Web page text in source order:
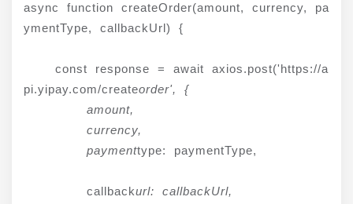
async function createOrder(amount, currency, pa
ymentType, callbackUrl) {
pi.yipay.com/createorder', {
        payment
type: paymentType,
        callback
url: callbackUrl,